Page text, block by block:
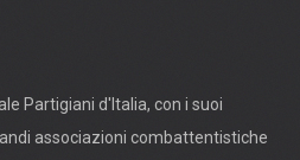
Partigiani d'Italia, con i suoi
associazioni combattentistiche